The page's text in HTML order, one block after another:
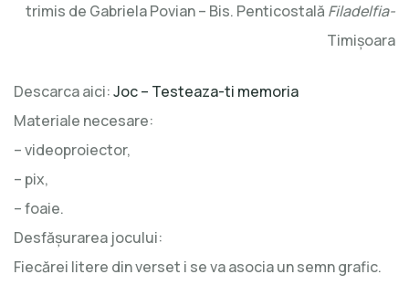
trimis de Gabriela Povian – Bis. Penticostală Filadelfia-
Timișoara
Descarca aici:Joc – Testeaza-ti memoria
Materiale necesare:
– videoproiector,
– pix,
– foaie.
Desfășurarea jocului:
Fiecărei litere din verset i se va asocia un semn grafic.